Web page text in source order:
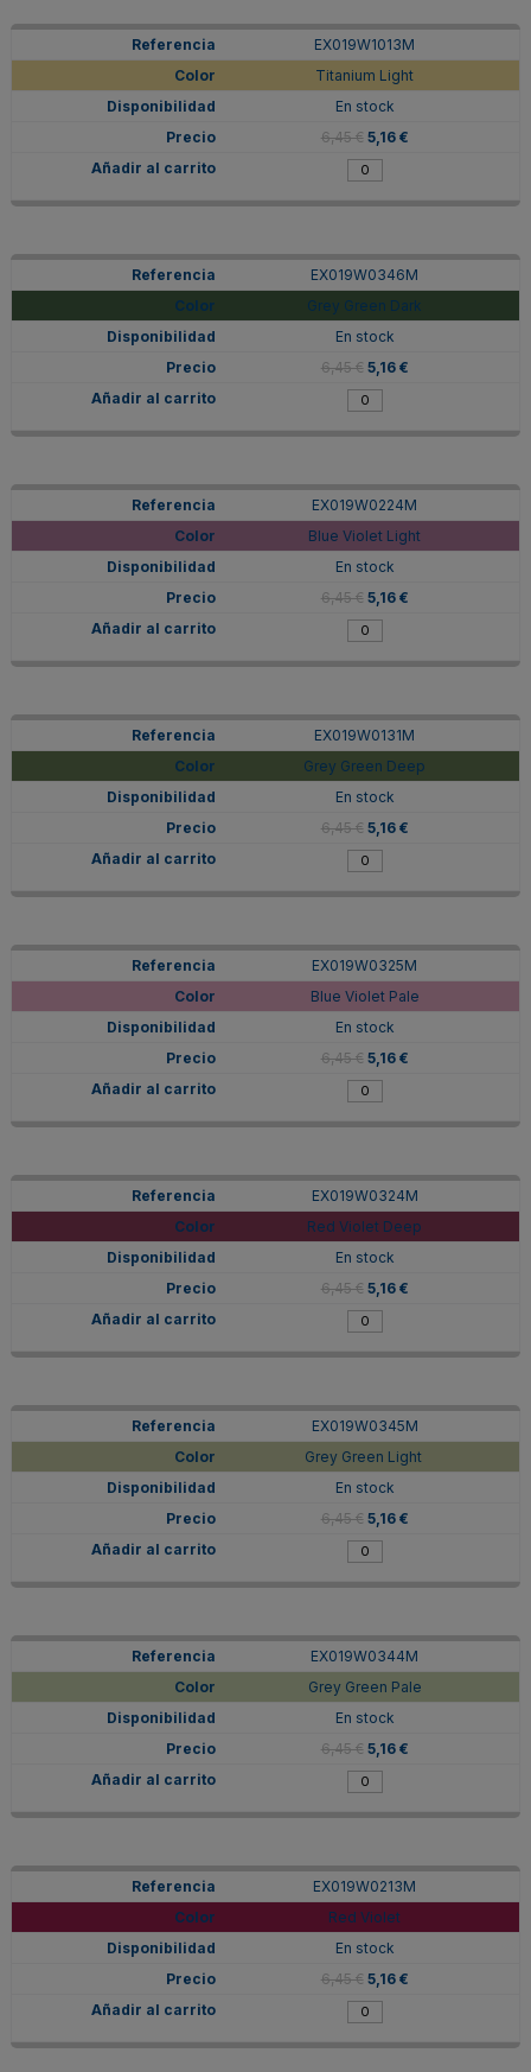
EX019W1013M
Titanium Light
En stock
6,45 € 5,16 €
EX019W0346M
Grey Green Dark
En stock
6,45 € 5,16 €
EX019W0224M
Blue Violet Light
En stock
6,45 € 5,16 €
EX019W0131M
Grey Green Deep
En stock
6,45 € 5,16 €
EX019W0325M
Blue Violet Pale
En stock
6,45 € 5,16 €
EX019W0324M
Red Violet Deep
En stock
6,45 € 5,16 €
EX019W0345M
Grey Green Light
En stock
6,45 € 5,16 €
EX019W0344M
Grey Green Pale
En stock
6,45 € 5,16 €
EX019W0213M
Red Violet
En stock
6,45 € 5,16 €